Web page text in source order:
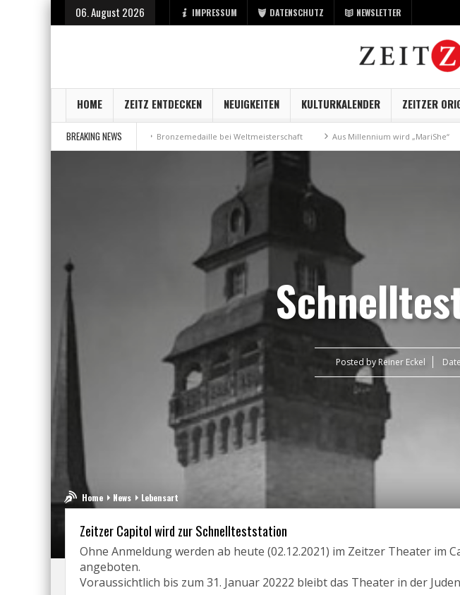
06. August 2026 IMPRESSUM DATENSCHUTZ NEWSLETTER
HOME ZEITZ ENTDECKEN NEUIGKEITEN KULTURKALENDER ZEITZER
BREAKING NEWS
bei der Stadt Zeitz Bronzemedaille bei Weltmeisterschaft Aus Millennium wird „MariShe“ 4.
Posted by Reiner Eckel
Home News Lebensart
Zeitzer Capitol wird zur Schnellteststation
Ohne Anmeldung werden ab heute (02.12.2021) im Zeitzer Theater im
angeboten.
Voraussichtlich bis zum 31. Januar 20222 bleibt das Theater in der